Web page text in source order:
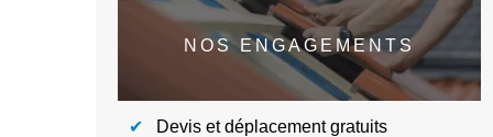
NOS ENGAGEMENTS
Devis et déplacement gratuits